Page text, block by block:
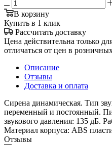
В корзину
Купить в 1 клик
Рассчитать доставку
Цена действительна только
отличаться от цен в
Описание
Отзывы
Доставка и оплата
Сирена динамическая. Тип
переменный и постоянный.
звукового давления: 135 дБ.
Материал корпуса: ABS
Отзывы